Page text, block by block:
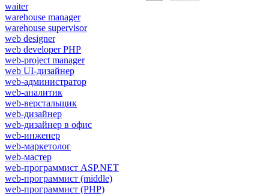
waiter
warehouse manager
warehouse supervisor
web designer
web developer PHP
web-project manager
web UI-дизайнер
web-администратор
web-аналитик
web-верстальщик
web-дизайнер
web-дизайнер в офис
web-инженер
web-маркетолог
web-мастер
web-программист ASP.NET
web-программист (middle)
web-программист (PHP)